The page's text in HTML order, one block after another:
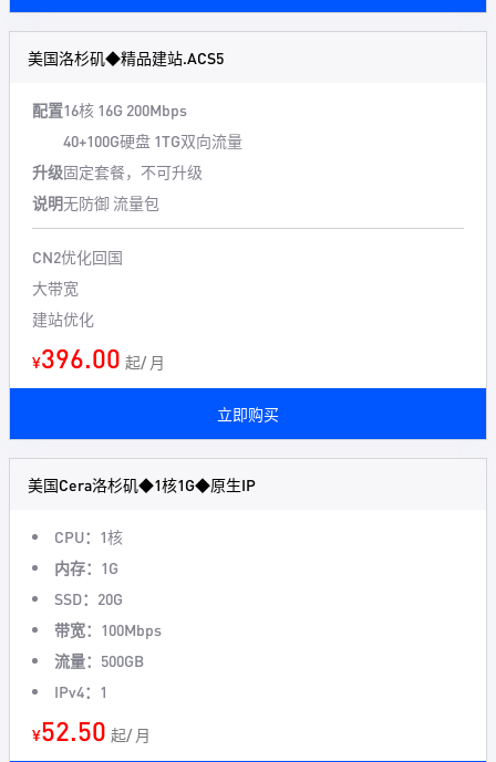
美国洛杉矶◆精品建站.ACS5
配置16核 16G 200Mbps
40+100G硬盘 1TG双向流量
升级固定套餐，不可升级
说明无防御 流量包
CN2优化回国
大带宽
建站优化
¥396.00 起/ 月
立即购买
美国Cera洛杉矶◆1核1G◆原生IP
CPU： 1核
内存： 1G
SSD： 20G
带宽： 100Mbps
流量： 500GB
IPv4： 1
¥52.50 起/ 月